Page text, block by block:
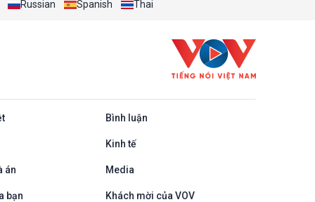
Russian Spanish Thai
Bình luận
Kinh tế
án Media
bạn Khách mời của VOV